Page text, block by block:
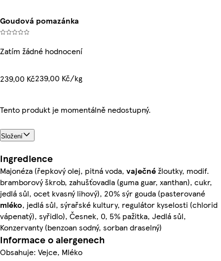
Goudová pomazánka
Zatím žádné hodnocení
239,00 Kč239,00 Kč/kg
Tento produkt je momentálně nedostupný.
Složení
Ingredience
Majonéza (řepkový olej, pitná voda, vaječnéžloutky, modif.
bramborový škrob, zahušťovadla (guma guar, xanthan), cukr,
jedlá sůl, ocet kvasný lihový), 20% sýr gouda (pasterované
mléko, jedlá sůl, sýrařské kultury, regulátor kyselosti (chlorid
vápenatý), syřidlo), Česnek, 0, 5% pažitka, Jedlá sůl,
Konzervanty (benzoan sodný, sorban draselný)
Informace o alergenech
Obsahuje: Vejce, Mléko